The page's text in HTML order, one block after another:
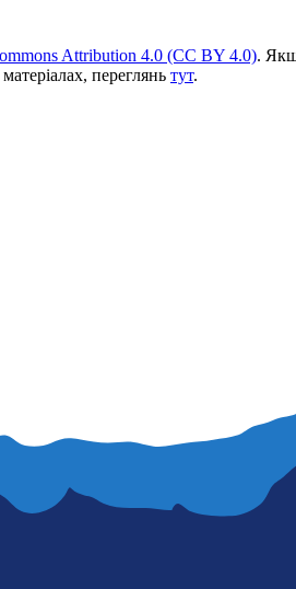
Attribution 4.0 (CC BY 4.0).
переглянь тут.